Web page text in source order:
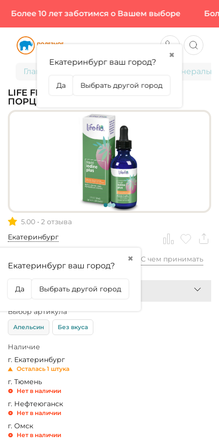
Более 10 лет заботимся о Вашем выборе
Главная Минералы
LIFE FLO, IODINE PLUS, 59 МЛ (450
ПОРЦИЙ)
5.00 • 2 отзыва
Екатеринбург
✖
Екатеринбург ваш город?
Да Выбрать другой город
1 480,99₽ С чем принимать
Выбор артикула
Апельсин Без вкуса
Наличие
г. Екатеринбург
Осталась 1 штука
г. Тюмень
Нет в наличии
г. Нефтеюганск
Нет в наличии
г. Омск
Нет в наличии
✖
Екатеринбург ваш город?
Да Выбрать другой город